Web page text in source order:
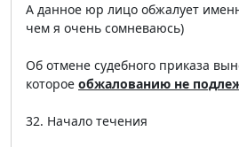
А данное юр лицо обжалует
чем я очень сомневаюсь)
Об отмене судебного приказа
которое обжалованию не
32. Начало течения